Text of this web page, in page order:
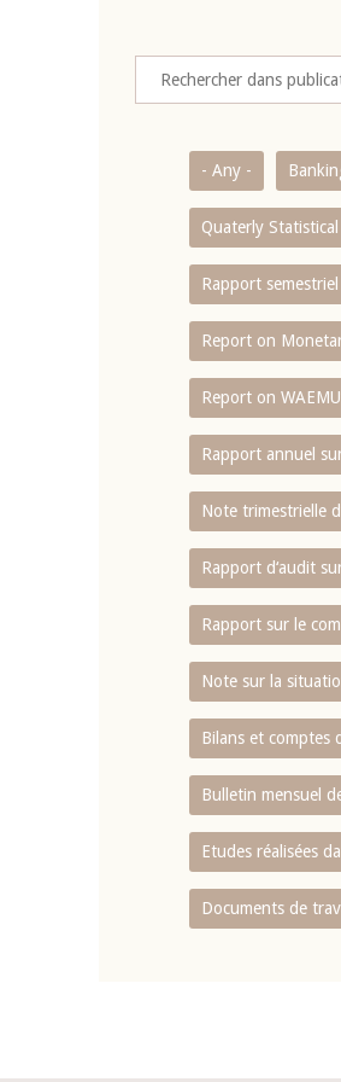
- Any -
Quaterly
Rapport
Report on
Report on
Rapport annuel
Note trimestrielle
Rapport d‘audit
Rapport sur le
Note sur la
Bilans et comptes
Bulletin mensuel
Etudes réalisées
Documents de